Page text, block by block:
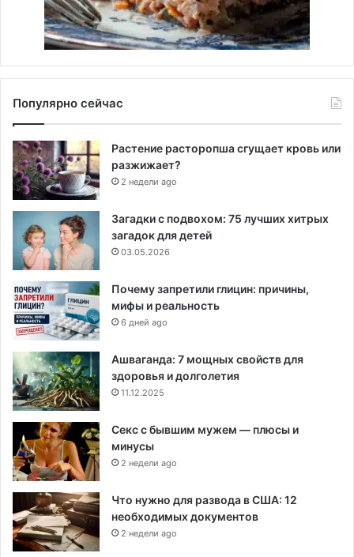
Популярно сейчас
Растение расторопша сгущает кровь или
разжижает?
2 недели ago
Загадки с подвохом: 75 лучших хитрых
загадок для детей
03.05.2026
Почему запретили глицин: причины,
мифы и реальность
6 дней ago
Ашваганда: 7 мощных свойств для
здоровья и долголетия
11.12.2025
Секс с бывшим мужем — плюсы и
минусы
2 недели ago
Что нужно для развода в США: 12
необходимых документов
2 недели ago